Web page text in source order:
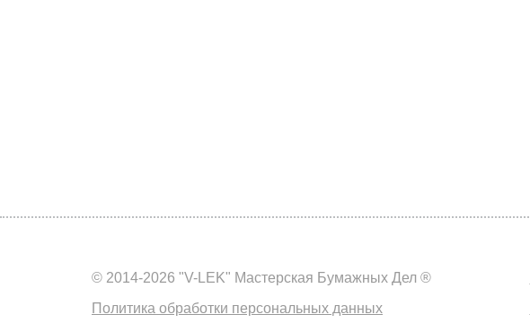
© 2014-2026 "V-LEK" Мастерская Бумажных Дел ®
Политика обработки персональных данных